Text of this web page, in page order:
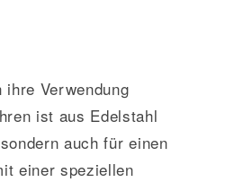
Verwendung
ist aus Edelstahl
auch für einen
einer speziellen